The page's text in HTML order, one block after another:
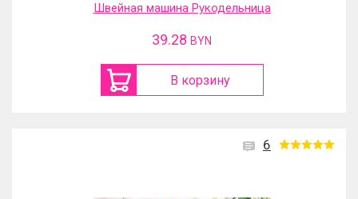
Швейная машина Рукодельница
39.28 BYN
В корзину
6